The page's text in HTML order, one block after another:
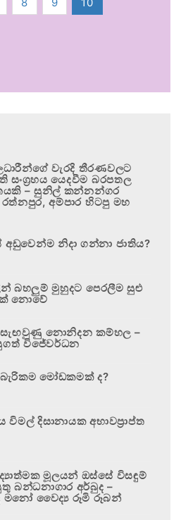
වැරදි තීරණවලට
සංග්‍රහය යෙදවීම බරපතල
– සුනිල් කන්නන්ගර
අම්පාර හිටපු මහ
නිදා ගන්නා ජාතිය?
බහලුම් මුහුදට පෙරලීම සුළු
නොවේ
නොනිදන කම්හල –
විජේවර්ධන
මෝඩකමක් ද?
විමල් දිසානායක අභාවප්‍රාප්ත
මූලයන් ඔස්සේ විසඳුම්
බන්ධනාගාර අර්බුද –
මනෝ වෛද්‍ය රූමි රූබන්